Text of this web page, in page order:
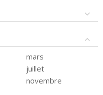
mars
juillet
novembre